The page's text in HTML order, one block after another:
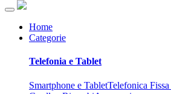
Home
Categorie
Telefonia e Tablet
Smartphone e TabletTelefonica Fissa